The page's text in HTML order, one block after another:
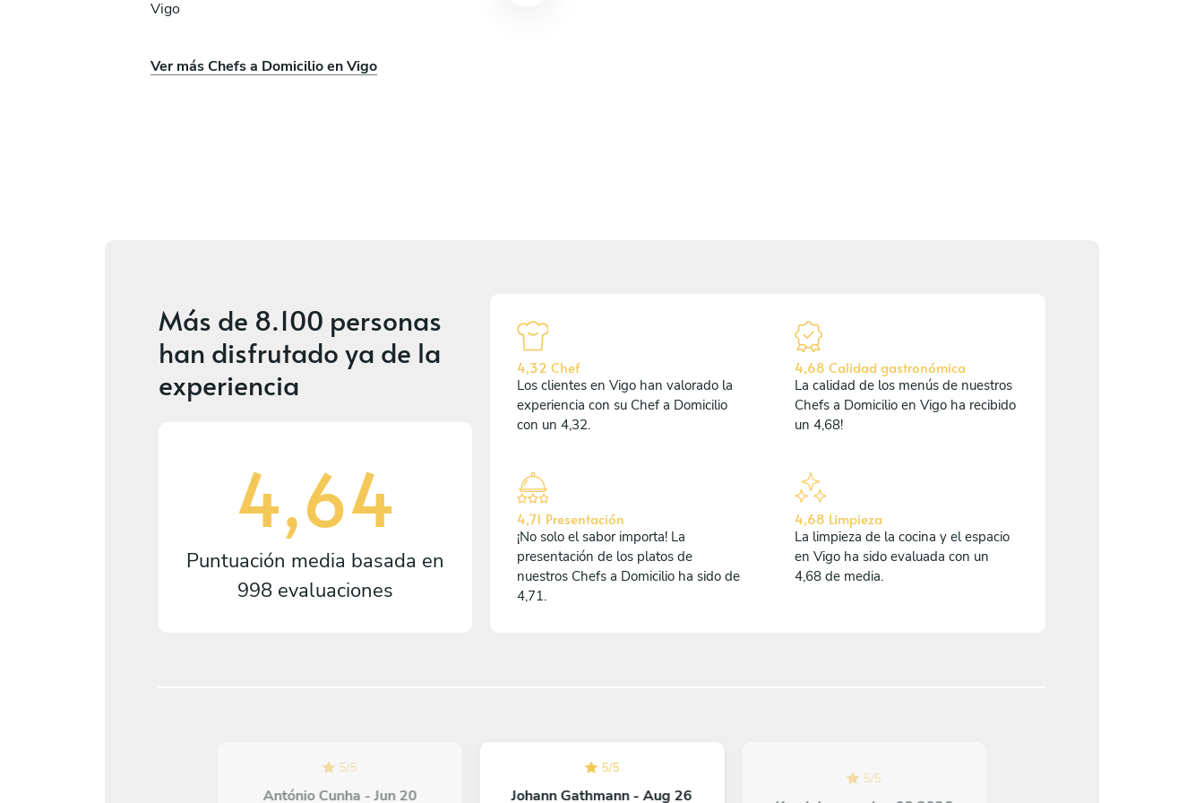
Vigo
Ver más Chefs a Domicilio en Vigo
António Duarte
Más de 8.100 personas
han disfrutado ya de la
experiencia
4,64
Puntuación media basada en
998 evaluaciones
4,32 Chef
Los clientes en Vigo han valorado la
experiencia con su Chef a Domicilio
con un 4,32.
4,68 Calidad gastronómica
La calidad de los menús de nuestros
Chefs a Domicilio en Vigo ha recibido
un 4,68!
4,71 Presentación
¡No solo el sabor importa! La
presentación de los platos de
nuestros Chefs a Domicilio ha sido de
4,71.
4,68 Limpieza
La limpieza de la cocina y el espacio
en Vigo ha sido evaluada con un
4,68 de media.
5/5
António Cunha - Jun 20
5/5
Johann Gathmann - Aug 26
5/5